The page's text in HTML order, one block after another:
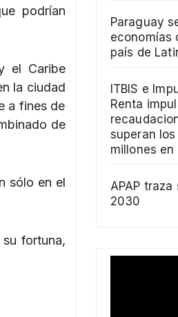
podrían
el Caribe
la ciudad
a fines de
de
sólo en el
fortuna,
Paraguay
economías
país de
ITBIS e
Renta
superan
millones en
APAP
2030